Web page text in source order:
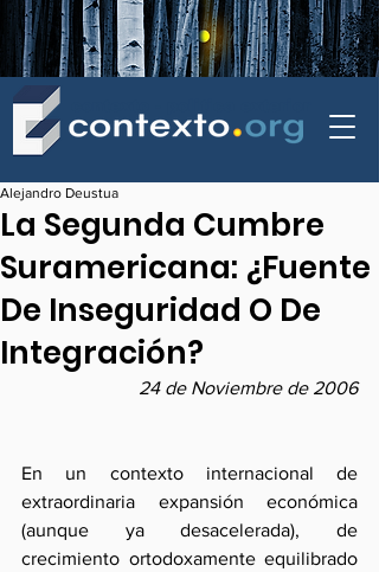
La Segunda Cumbre
Suramericana: ¿Fuente
De Inseguridad O De
Integración?
Alejandro Deustua
24 de Noviembre de 2006
En un contexto internacional de
extraordinaria expansión económica
(aunque ya desacelerada), de
crecimiento ortodoxamente equilibrado